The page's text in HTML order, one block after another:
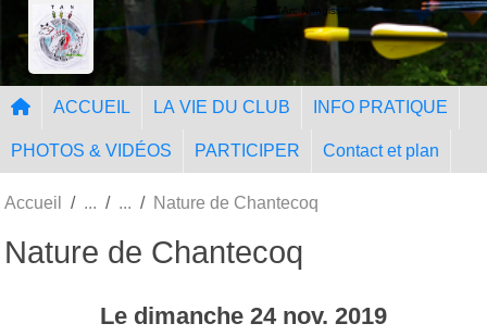
Tir à l'Arc Nangissien
ACCUEIL LA VIE DU CLUB INFO PRATIQUE
PHOTOS & VIDÉOS PARTICIPER Contact et plan
Accueil Nature de Chantecoq
Nature de Chantecoq
Le dimanche 24 nov. 2019
Panneau de gestion des cookies